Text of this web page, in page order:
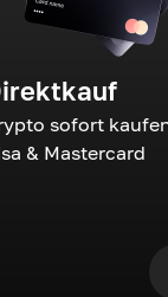
sofort
& Mastercard